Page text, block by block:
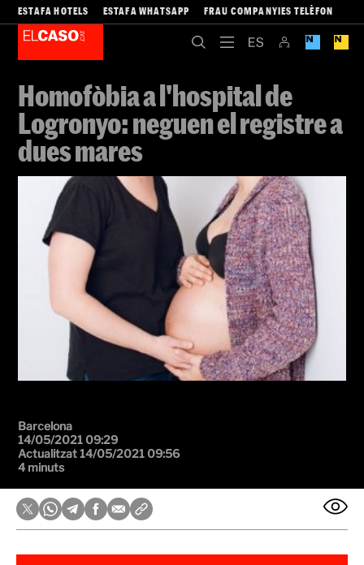
ESTAFA HOTELS ESTAFA WHATSAPP FRAU COMPANYIES TELÈFON
Homofòbia a l'hospital de
Logronyo: neguen el registre a
dues mares
Barcelona
14/05/2021 09:29
Actualitzat 14/05/2021 09:56
4 minuts